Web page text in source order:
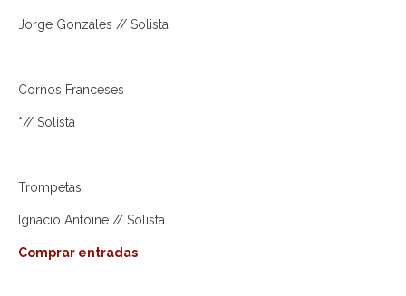
Jorge Gonzáles // Solista
Cornos Franceses
*// Solista
Trompetas
Ignacio Antoine // Solista
Comprar entradas